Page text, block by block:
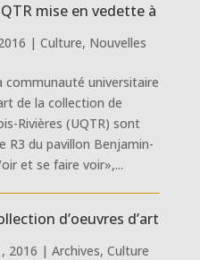
mise en vedette à
| Culture, Nouvelles
universitaire
de la collection de
Rivières (UQTR) sont
R3 du pavillon Benjamin-
et se faire voir»,...
d’oeuvres d’art
2016 | Archives, Culture